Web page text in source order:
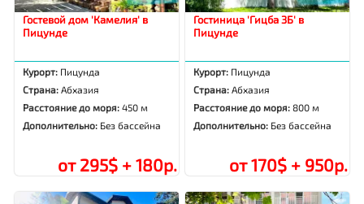
Гостевой дом 'Камелия' в
Пицунде
Курорт: Пицунда
Страна:Абхазия
Расстояние до моря:450 м
Дополнительно: Без бассейна
от 295$ + 180р.
Гостиница 'Гицба 3Б' в
Пицунде
Курорт: Пицунда
Страна:Абхазия
Расстояние до моря:800 м
Дополнительно: Без бассейна
от 170$ + 950р.